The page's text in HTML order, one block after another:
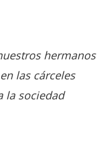
hermanos
las cárceles
la sociedad